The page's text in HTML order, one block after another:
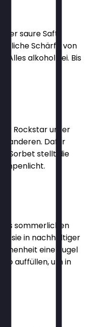
Der saure Saft
Schärfe von
Alles alkoholfrei. Bis
Rockstar unter
anderen. Dafür
Sorbet stellt die
sommerlichen
sie in nachhaltiger
eine Kugel
auffüllen, um in